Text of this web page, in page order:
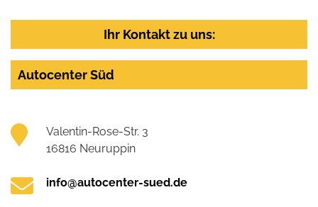
Ihr Kontakt zu uns:
Autocenter Süd
Valentin-Rose-Str. 3
16816 Neuruppin
info@autocenter-sued.de